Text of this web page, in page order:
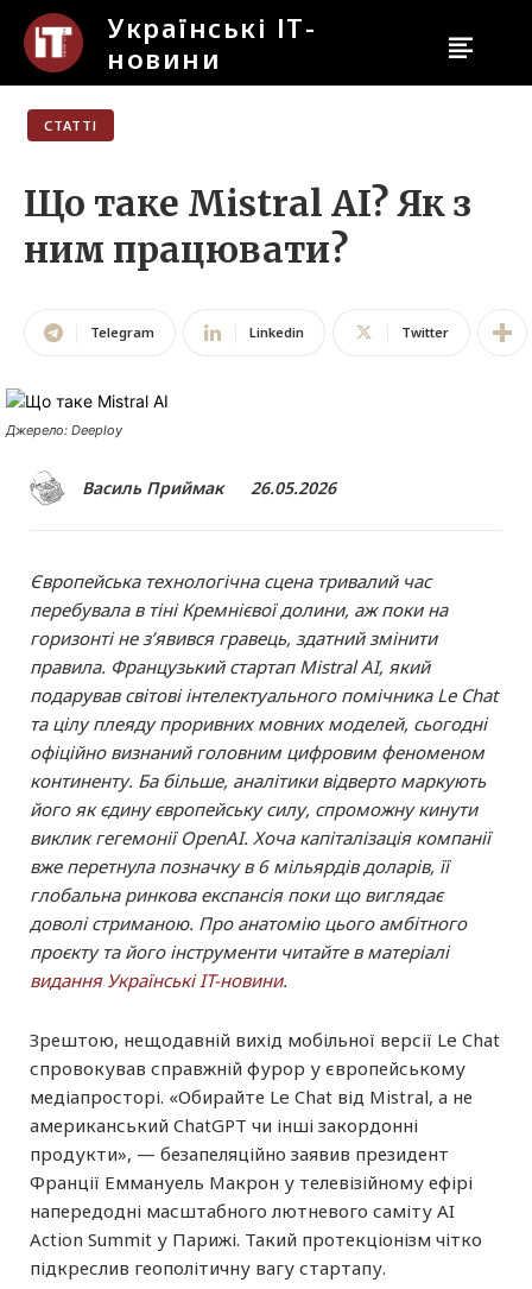
Українські ІТ-новини
Бізнес
Наука
Кібербезпека
Статті
Огляди
Українські ІТ-
новини
СТАТТІ
Що таке Mistral AI? Як з
ним працювати?
Telegram Linkedin Twitter
Джерело: Deeploy
Василь Приймак 26.05.2026
Європейська технологічна сцена тривалий час
перебувала в тіні Кремнієвої долини, аж поки на
горизонті не з’явився гравець, здатний змінити
правила. Французький стартап Mistral AI, який
подарував світові інтелектуального помічника Le Chat
та цілу плеяду проривних мовних моделей, сьогодні
офіційно визнаний головним цифровим феноменом
континенту. Ба більше, аналітики відверто маркують
його як єдину європейську силу, спроможну кинути
виклик гегемонії OpenAI. Хоча капіталізація компанії
вже перетнула позначку в 6 мільярдів доларів, її
глобальна ринкова експансія поки що виглядає
доволі стриманою. Про анатомію цього амбітного
проєкту та його інструменти читайте в матеріалі
видання Українські IT-новини.
Зрештою, нещодавній вихід мобільної версії Le Chat
спровокував справжній фурор у європейському
медіапросторі. «Обирайте Le Chat від Mistral, а не
американський ChatGPT чи інші закордонні
продукти», — безапеляційно заявив президент
Франції Еммануель Макрон у телевізійному ефірі
напередодні масштабного лютневого саміту AI
Action Summit у Парижі. Такий протекціонізм чітко
підкреслив геополітичну вагу стартапу.